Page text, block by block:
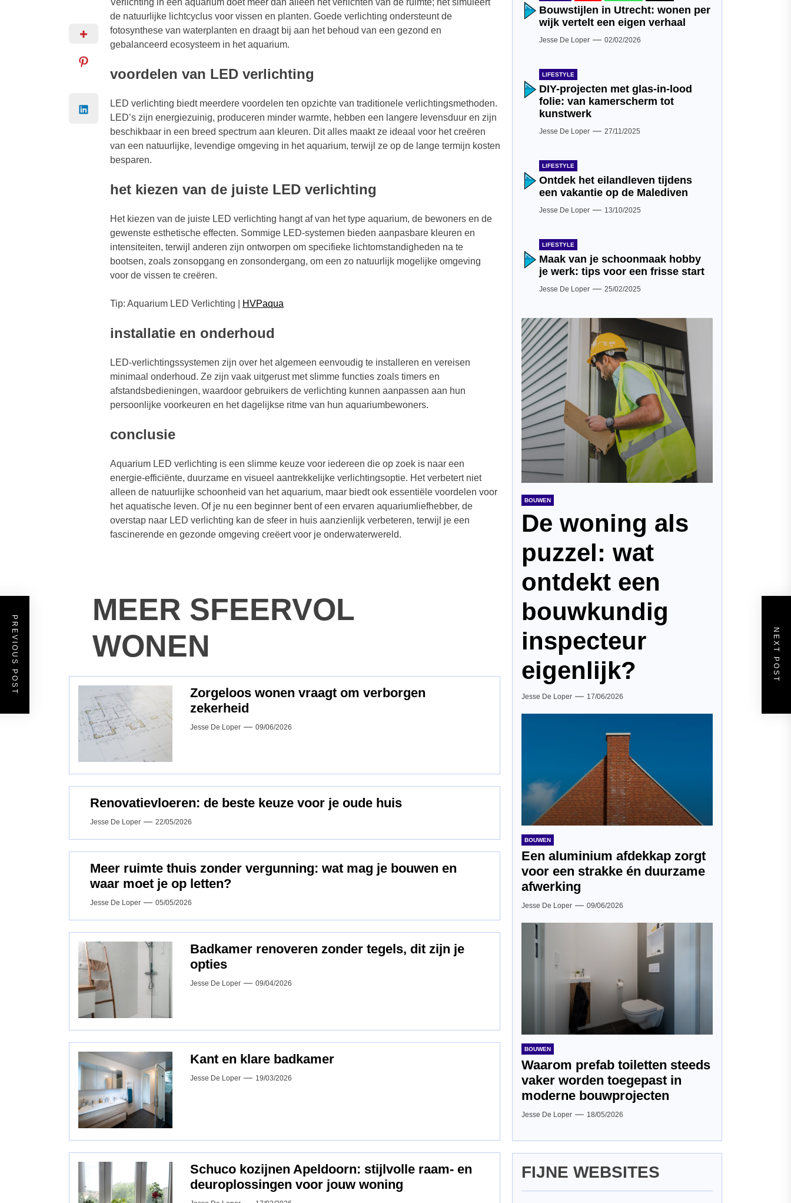
Verlichting in een aquarium doet meer dan alleen het verlichten van de ruimte; het simuleert
de natuurlijke lichtcyclus voor vissen en planten. Goede verlichting ondersteunt de
fotosynthese van waterplanten en draagt bij aan het behoud van een gezond en
gebalanceerd ecosysteem in het aquarium.
voordelen van LED verlichting
LED verlichting biedt meerdere voordelen ten opzichte van traditionele verlichtingsmethoden.
LED’s zijn energiezuinig, produceren minder warmte, hebben een langere levensduur en zijn
beschikbaar in een breed spectrum aan kleuren. Dit alles maakt ze ideaal voor het creëren
van een natuurlijke, levendige omgeving in het aquarium, terwijl ze op de lange termijn kosten
besparen.
het kiezen van de juiste LED verlichting
Het kiezen van de juiste LED verlichting hangt af van het type aquarium, de bewoners en de
gewenste esthetische effecten. Sommige LED-systemen bieden aanpasbare kleuren en
intensiteiten, terwijl anderen zijn ontworpen om specifieke lichtomstandigheden na te
bootsen, zoals zonsopgang en zonsondergang, om een zo natuurlijk mogelijke omgeving
voor de vissen te creëren.
Tip: Aquarium LED Verlichting | HVPaqua
installatie en onderhoud
LED-verlichtingssystemen zijn over het algemeen eenvoudig te installeren en vereisen
minimaal onderhoud. Ze zijn vaak uitgerust met slimme functies zoals timers en
afstandsbedieningen, waardoor gebruikers de verlichting kunnen aanpassen aan hun
persoonlijke voorkeuren en het dagelijkse ritme van hun aquariumbewoners.
conclusie
Aquarium LED verlichting is een slimme keuze voor iedereen die op zoek is naar een
energie-efficiënte, duurzame en visueel aantrekkelijke verlichtingsoptie. Het verbetert niet
alleen de natuurlijke schoonheid van het aquarium, maar biedt ook essentiële voordelen voor
het aquatische leven. Of je nu een beginner bent of een ervaren aquariumliefhebber, de
overstap naar LED verlichting kan de sfeer in huis aanzienlijk verbeteren, terwijl je een
fascinerende en gezonde omgeving creëert voor je onderwaterwereld.
PREVIOUS POST NEXT POST
MEER SFEERVOL
WONEN
Zorgeloos wonen vraagt om verborgen
zekerheid
Jesse De Loper 09/06/2026
Renovatievloeren: de beste keuze voor je oude huis
Jesse De Loper 22/05/2026
Meer ruimte thuis zonder vergunning: wat mag je bouwen en
waar moet je op letten?
Jesse De Loper 05/05/2026
Badkamer renoveren zonder tegels, dit zijn je
opties
Jesse De Loper 09/04/2026
Kant en klare badkamer
Jesse De Loper 19/03/2026
Schuco kozijnen Apeldoorn: stijlvolle raam‑ en
deuroplossingen voor jouw woning
Bouwstijlen in Utrecht: wonen per
wijk vertelt een eigen verhaal
Jesse De Loper 02/02/2026
LIFESTYLE
DIY-projecten met glas-in-lood
folie: van kamerscherm tot
kunstwerk
Jesse De Loper 27/11/2025
LIFESTYLE
Ontdek het eilandleven tijdens
een vakantie op de Malediven
Jesse De Loper 13/10/2025
LIFESTYLE
Maak van je schoonmaak hobby
je werk: tips voor een frisse start
Jesse De Loper 25/02/2025
BOUWEN
De woning als
puzzel: wat
ontdekt een
bouwkundig
inspecteur
eigenlijk?
Jesse De Loper 17/06/2026
BOUWEN
Een aluminium afdekkap zorgt
voor een strakke én duurzame
afwerking
Jesse De Loper 09/06/2026
BOUWEN
Waarom prefab toiletten steeds
vaker worden toegepast in
moderne bouwprojecten
Jesse De Loper 18/05/2026
FIJNE WEBSITES